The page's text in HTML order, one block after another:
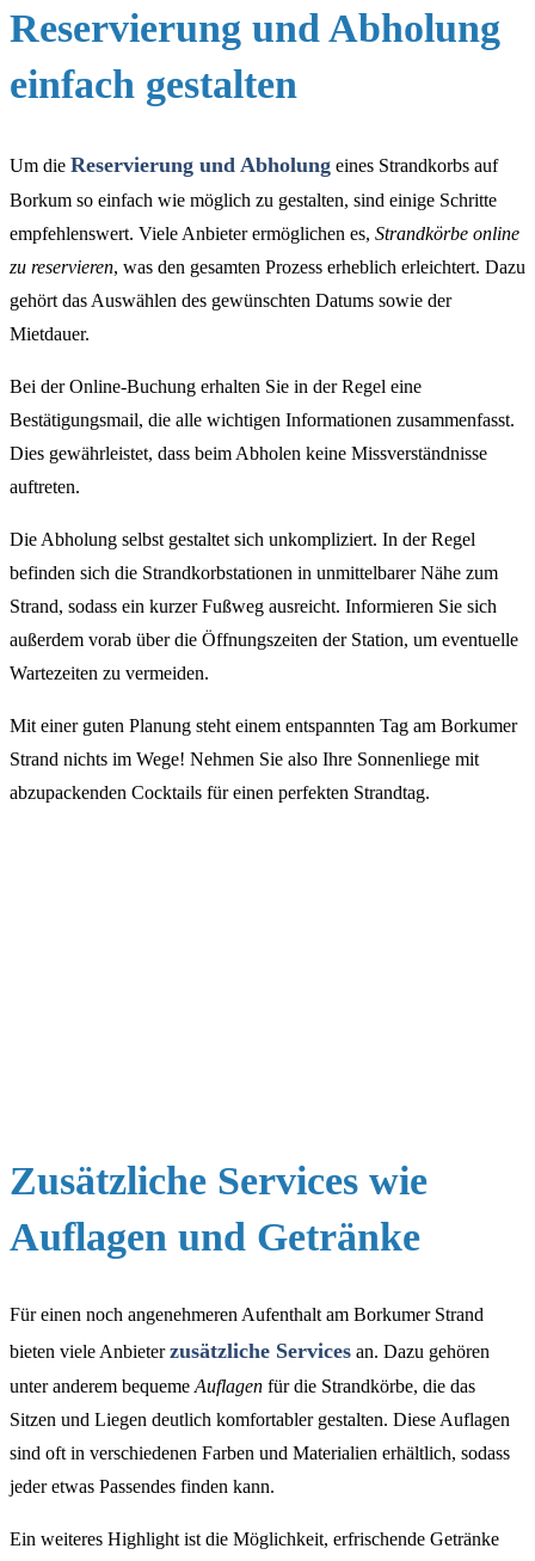
Reservierung und Abholung
einfach gestalten
Um die Reservierung und Abholung eines Strandkorbs auf
Borkum so einfach wie möglich zu gestalten, sind einige Schritte
empfehlenswert. Viele Anbieter ermöglichen es, Strandkörbe online
zu reservieren, was den gesamten Prozess erheblich erleichtert. Dazu
gehört das Auswählen des gewünschten Datums sowie der
Mietdauer.
Bei der Online-Buchung erhalten Sie in der Regel eine
Bestätigungsmail, die alle wichtigen Informationen zusammenfasst.
Dies gewährleistet, dass beim Abholen keine Missverständnisse
auftreten.
Die Abholung selbst gestaltet sich unkompliziert. In der Regel
befinden sich die Strandkorbstationen in unmittelbarer Nähe zum
Strand, sodass ein kurzer Fußweg ausreicht. Informieren Sie sich
außerdem vorab über die Öffnungszeiten der Station, um eventuelle
Wartezeiten zu vermeiden.
Mit einer guten Planung steht einem entspannten Tag am Borkumer
Strand nichts im Wege! Nehmen Sie also Ihre Sonnenliege mit
abzupackenden Cocktails für einen perfekten Strandtag.
Zusätzliche Services wie
Auflagen und Getränke
Für einen noch angenehmeren Aufenthalt am Borkumer Strand
bieten viele Anbieterzusätzliche Services an. Dazu gehören
unter anderem bequemeAuflagen für die Strandkörbe, die das
Sitzen und Liegen deutlich komfortabler gestalten. Diese Auflagen
sind oft in verschiedenen Farben und Materialien erhältlich, sodass
jeder etwas Passendes finden kann.
Ein weiteres Highlight ist die Möglichkeit, erfrischende Getränke